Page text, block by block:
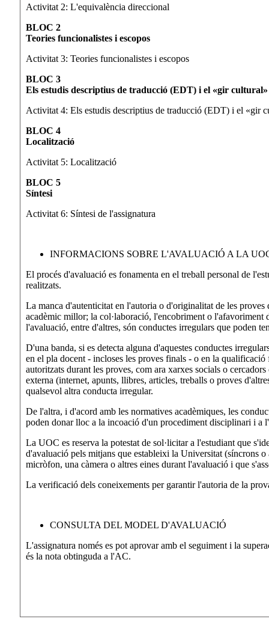
Activitat 2: L'equivalència direccional
BLOC 2
Teories funcionalistes i escopos
Activitat 3: Teories funcionalistes i escopos
BLOC 3
Els estudis descriptius de traducció (EDT) i el «gir cultural»
Activitat 4: Els estudis descriptius de traducció (EDT) i el «gir
BLOC 4
Localització
Activitat 5: Localització
BLOC 5
Síntesi
Activitat 6: Síntesi de l'assignatura
INFORMACIONS SOBRE L'AVALUACIÓ A LA
El procés d'avaluació es fonamenta en el treball personal de
realitzats.
La manca d'autenticitat en l'autoria o d'originalitat de les
acadèmic millor; la col·laboració, l'encobriment o
l'avaluació, entre d'altres, són conductes irregulars que poden
D'una banda, si es detecta alguna d'aquestes conductes
en el pla docent - incloses les proves finals - o en la
autoritzats durant les proves, com ara xarxes socials o
externa (internet, apunts, llibres, articles, treballs o proves
qualsevol altra conducta irregular.
De l'altra, i d'acord amb les normatives acadèmiques, les
poden donar lloc a la incoació d'un procediment disciplinari i a
La UOC es reserva la potestat de sol·licitar a l'estudiant que
d'avaluació pels mitjans que estableixi la Universitat (síncrons
micròfon, una càmera o altres eines durant l'avaluació i que
La verificació dels coneixements per garantir l'autoria de la
CONSULTA DEL MODEL D'AVALUACIÓ
L'assignatura només es pot aprovar amb el seguiment i la
és la nota obtinguda a l'AC.